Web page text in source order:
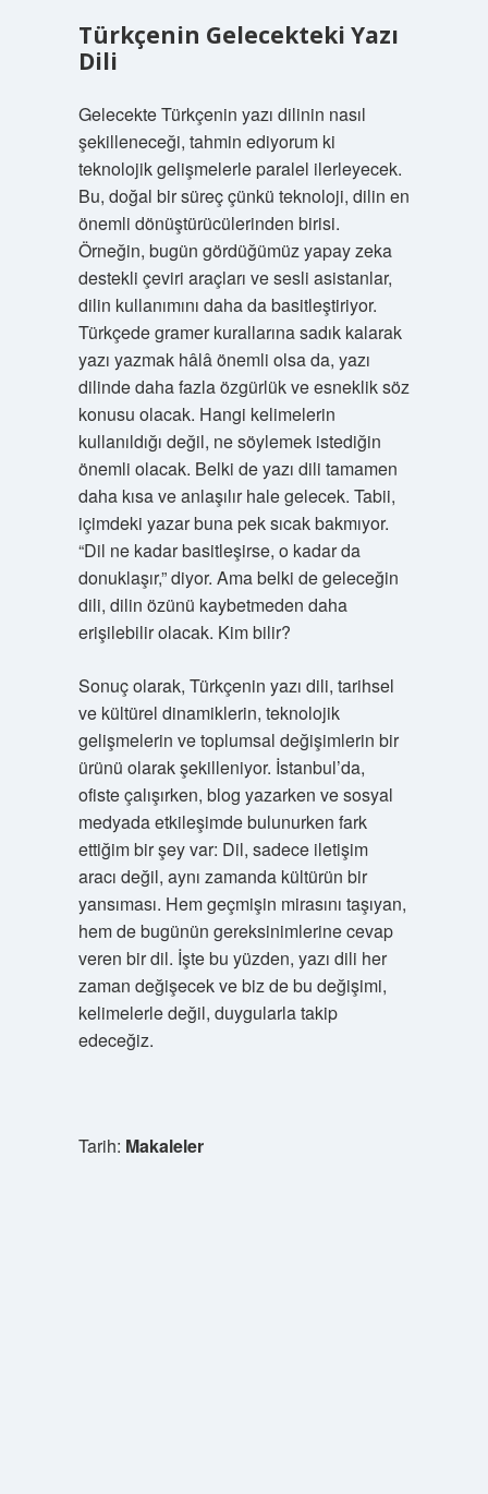
Türkçenin Gelecekteki Yazı
Dili
Gelecekte Türkçenin yazı dilinin nasıl
şekilleneceği, tahmin ediyorum ki
teknolojik gelişmelerle paralel ilerleyecek.
Bu, doğal bir süreç çünkü teknoloji, dilin en
önemli dönüştürücülerinden birisi.
Örneğin, bugün gördüğümüz yapay zeka
destekli çeviri araçları ve sesli asistanlar,
dilin kullanımını daha da basitleştiriyor.
Türkçede gramer kurallarına sadık kalarak
yazı yazmak hâlâ önemli olsa da, yazı
dilinde daha fazla özgürlük ve esneklik söz
konusu olacak. Hangi kelimelerin
kullanıldığı değil, ne söylemek istediğin
önemli olacak. Belki de yazı dili tamamen
daha kısa ve anlaşılır hale gelecek. Tabii,
içimdeki yazar buna pek sıcak bakmıyor.
“Dil ne kadar basitleşirse, o kadar da
donuklaşır,” diyor. Ama belki de geleceğin
dili, dilin özünü kaybetmeden daha
erişilebilir olacak. Kim bilir?
Sonuç olarak, Türkçenin yazı dili, tarihsel
ve kültürel dinamiklerin, teknolojik
gelişmelerin ve toplumsal değişimlerin bir
ürünü olarak şekilleniyor. İstanbul’da,
ofiste çalışırken, blog yazarken ve sosyal
medyada etkileşimde bulunurken fark
ettiğim bir şey var: Dil, sadece iletişim
aracı değil, aynı zamanda kültürün bir
yansıması. Hem geçmişin mirasını taşıyan,
hem de bugünün gereksinimlerine cevap
veren bir dil. İşte bu yüzden, yazı dili her
zaman değişecek ve biz de bu değişimi,
kelimelerle değil, duygularla takip
edeceğiz.
Tarih: Makaleler